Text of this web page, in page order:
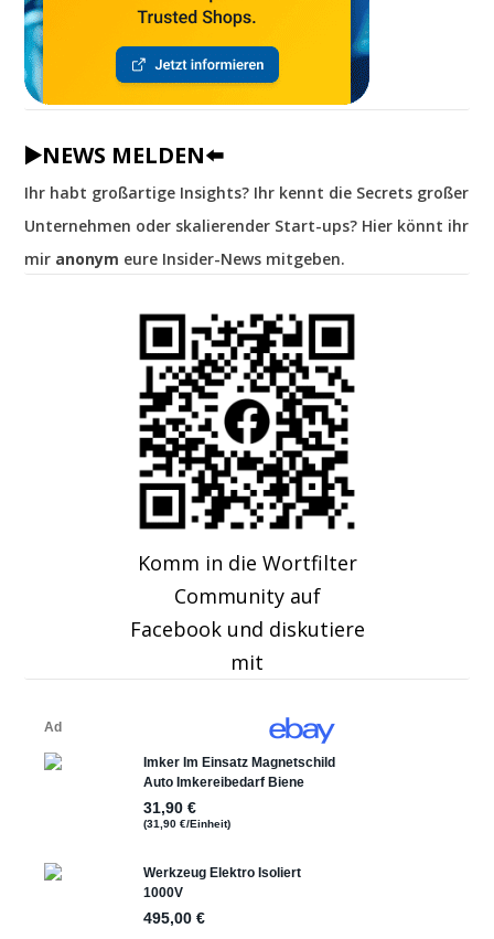
▶️NEWS MELDEN⬅️
Ihr habt großartige Insights? Ihr kennt die Secrets großer
Unternehmen oder skalierender Start-ups? Hier könnt ihr
mir anonym eure Insider-News mitgeben.
Komm in die Wortfilter
Community auf
Facebook und diskutiere
mit